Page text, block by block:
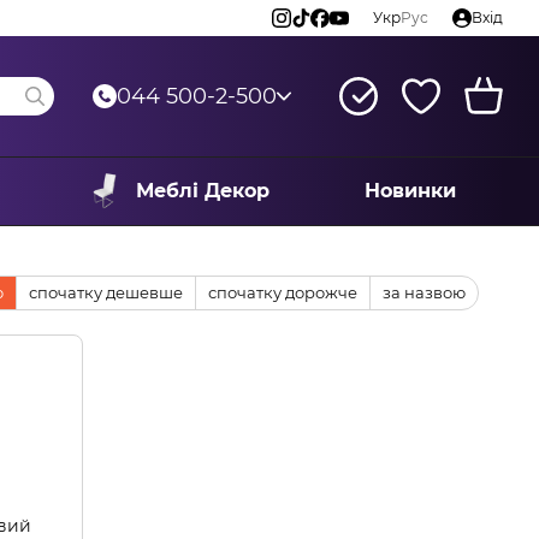
УкрРус Вхід
044 500-2-500
Меблі Декор Новинки
спочатку дешевше спочатку дорожче за назвою